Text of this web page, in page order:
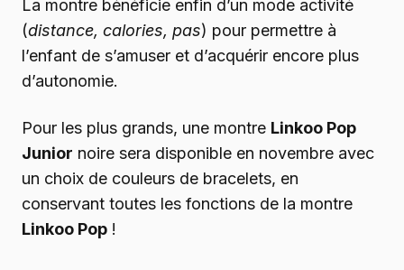
La montre bénéficie enfin d’un mode activité
(distance, calories, pas) pour permettre à
l’enfant de s’amuser et d’acquérir encore plus
d’autonomie.
Pour les plus grands, une montre Linkoo Pop
Junior noire sera disponible en novembre avec
un choix de couleurs de bracelets, en
conservant toutes les fonctions de la montre
Linkoo Pop !